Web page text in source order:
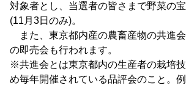
対象者とし、当選者の皆さまで野菜の
(11月3日のみ)。
また、東京都内産の農畜産物の共進
の即売会も行われます。
※共進会とは東京都内の生産者の栽培
め毎年開催されている品評会のこと。